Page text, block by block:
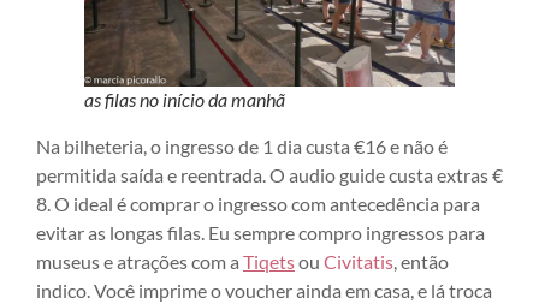
as filas no início da manhã
Na bilheteria, o ingresso de 1 dia custa €16 e não é
permitida saída e reentrada. O audio guide custa extras €
8. O ideal é comprar o ingresso com antecedência para
evitar as longas filas. Eu sempre compro ingressos para
museus e atrações com a Tiqetsou Civitatis , então
indico. Você imprime o voucher ainda em casa, e lá troca